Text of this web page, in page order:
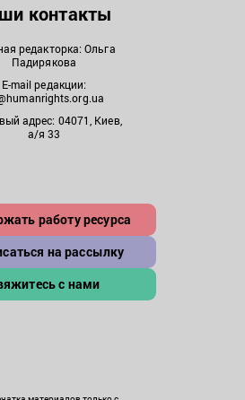
контакты
редакторка: Ольга
Падирякова
E-mail редакции:
адрес: 04071, Киев,
а/я 33
работу ресурса
на рассылку
с нами